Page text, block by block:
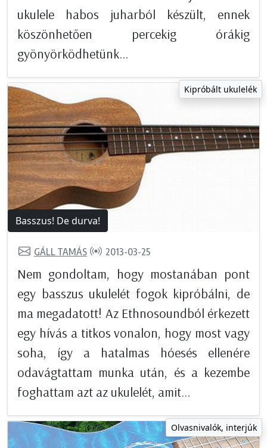
ukulele habos juharból készült, ennek
köszönhetően percekig órákig
gyönyörködhetünk...
Kipróbált ukulelék
Basszus! De durva!
GÁLL TAMÁS 2013-03-25
Nem gondoltam, hogy mostanában pont
egy basszus ukulelét fogok kipróbálni, de
ma megadatott! Az Ethnosoundból érkezett
egy hívás a titkos vonalon, hogy most vagy
soha, így a hatalmas hóesés ellenére
odavágtattam munka után, és a kezembe
foghattam azt az ukulelét, amit...
Olvasnivalók, interjúk